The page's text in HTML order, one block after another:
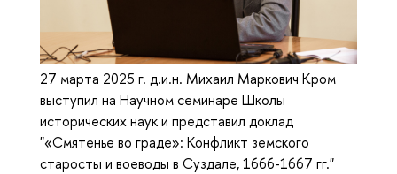
27 марта 2025 г. д.и.н. Михаил Маркович Кром
выступил на Научном семинаре Школы
исторических наук и представил доклад
"«Смятенье во граде»: Конфликт земского
старосты и воеводы в Суздале, 1666-1667 гг."